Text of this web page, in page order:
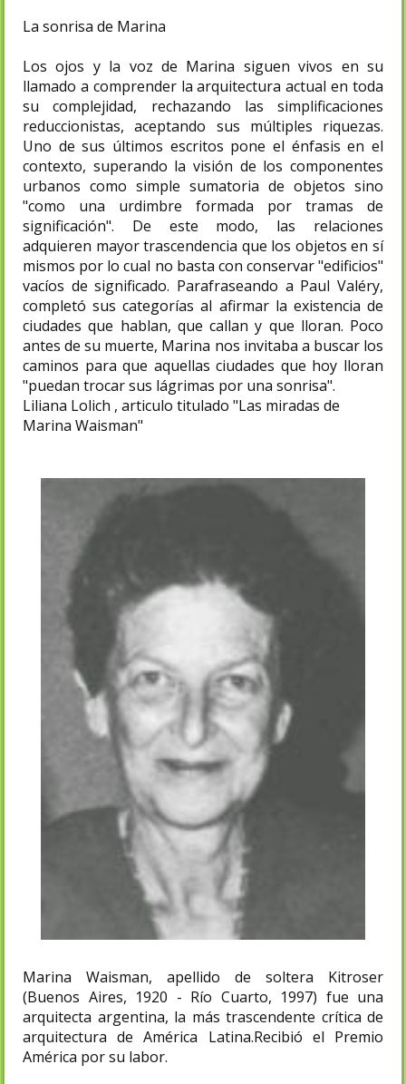
La sonrisa de Marina
Los ojos y la voz de Marina siguen vivos en su
llamado a comprender la arquitectura actual en toda
su complejidad, rechazando las simplificaciones
reduccionistas, aceptando sus múltiples riquezas.
Uno de sus últimos escritos pone el énfasis en el
contexto, superando la visión de los componentes
urbanos como simple sumatoria de objetos sino
"como una urdimbre formada por tramas de
significación". De este modo, las relaciones
adquieren mayor trascendencia que los objetos en sí
mismos por lo cual no basta con conservar "edificios"
vacíos de significado. Parafraseando a Paul Valéry,
completó sus categorías al afirmar la existencia de
ciudades que hablan, que callan y que lloran. Poco
antes de su muerte, Marina nos invitaba a buscar los
caminos para que aquellas ciudades que hoy lloran
"puedan trocar sus lágrimas por una sonrisa".
Liliana Lolich , articulo titulado "Las miradas de
Marina Waisman"
Marina Waisman, apellido de soltera Kitroser
(Buenos Aires, 1920 - Río Cuarto, 1997) fue una
arquitecta argentina, la más trascendente crítica de
arquitectura de América Latina.Recibió el Premio
América por su labor.